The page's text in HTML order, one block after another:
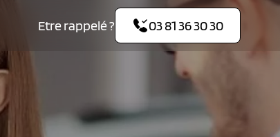
Etre rappelé ? 03 81 36 30 30